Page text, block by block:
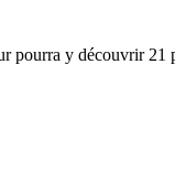
pourra y découvrir